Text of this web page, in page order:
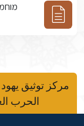
مركز توثيق
الحرب